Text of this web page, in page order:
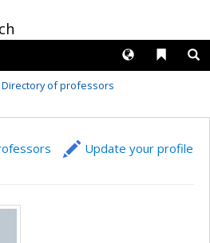
Liens
Langues
Directory of professors
Update your profile